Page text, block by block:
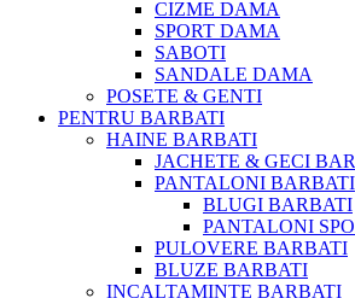
CIZME DAMA
SPORT DAMA
SABOTI
SANDALE DAMA
POSETE & GENTI
PENTRU BARBATI
HAINE BARBATI
JACHETE & GECI
PANTALONI BARBATI
BLUGI BARBATI
PANTALONI
PULOVERE BARBATI
BLUZE BARBATI
INCALTAMINTE BARBATI